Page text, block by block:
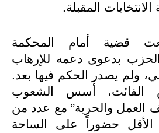
المقبلة.
رفعت قضية أمام المحكمة
بدعوى دعمه للإرهاب
ولم يصدر الحكم فيها بعد.
أسس الشعوب
العمل والحرية” مع عدد من
الأقل حضوراً على الساحة